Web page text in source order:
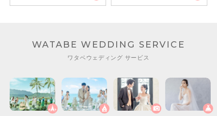
WATABE WEDDING SERVICE
ワタベウェディング サービス